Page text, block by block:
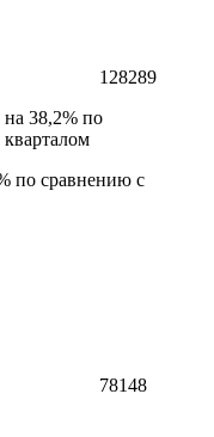
128289
по сравнению с
78148